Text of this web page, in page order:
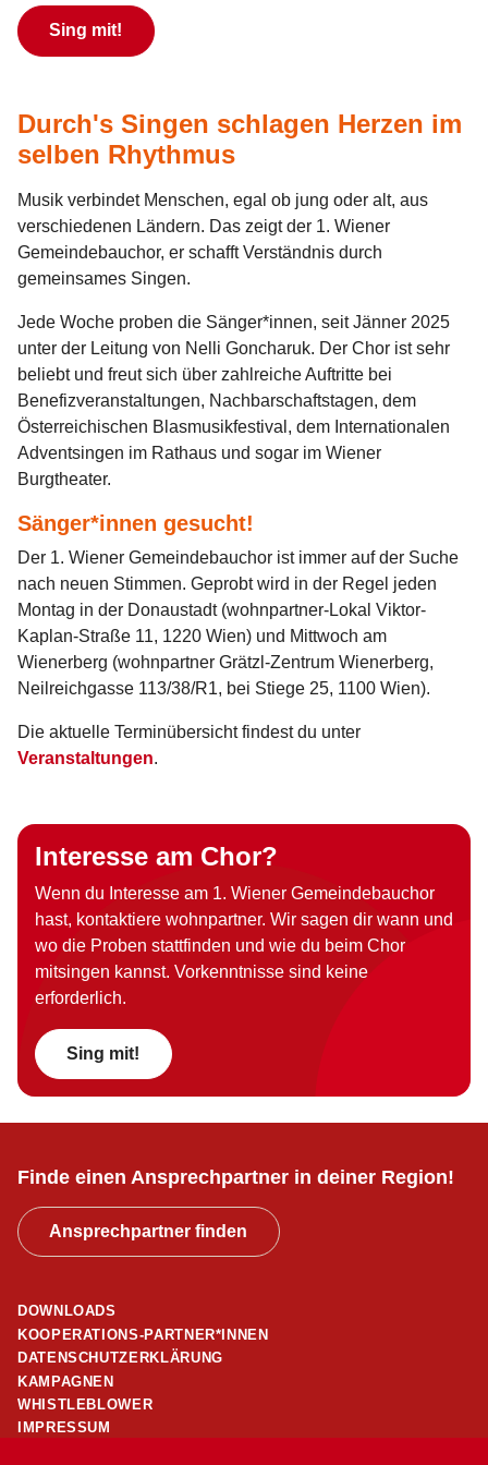
Sing mit!
Durch's Singen schlagen Herzen im
selben Rhythmus
Musik verbindet Menschen, egal ob jung oder alt, aus
verschiedenen Ländern. Das zeigt der 1. Wiener
Gemeindebauchor, er schafft Verständnis durch
gemeinsames Singen.
Jede Woche proben die Sänger*innen, seit Jänner 2025
unter der Leitung von Nelli Goncharuk. Der Chor ist sehr
beliebt und freut sich über zahlreiche Auftritte bei
Benefizveranstaltungen, Nachbarschaftstagen, dem
Österreichischen Blasmusikfestival, dem Internationalen
Adventsingen im Rathaus und sogar im Wiener
Burgtheater.
Sänger*innen gesucht!
Der 1. Wiener Gemeindebauchor ist immer auf der Suche
nach neuen Stimmen. Geprobt wird in der Regel jeden
Montag in der Donaustadt (wohnpartner-Lokal Viktor-
Kaplan-Straße 11, 1220 Wien) und Mittwoch am
Wienerberg (wohnpartner Grätzl-Zentrum Wienerberg,
Neilreichgasse 113/38/R1, bei Stiege 25, 1100 Wien).
Die aktuelle Terminübersicht findest du unter
Veranstaltungen.
Interesse am Chor?
Wenn du Interesse am 1. Wiener Gemeindebauchor
hast, kontaktiere wohnpartner. Wir sagen dir wann und
wo die Proben stattfinden und wie du beim Chor
mitsingen kannst. Vorkenntnisse sind keine
erforderlich.
Sing mit!
Finde einen Ansprechpartner in deiner Region!
Ansprechpartner finden
DOWNLOADS
KOOPERATIONS-PARTNER*INNEN
DATENSCHUTZERKLÄRUNG
KAMPAGNEN
WHISTLEBLOWER
IMPRESSUM